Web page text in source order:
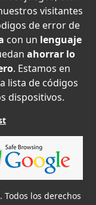
visitantes
de error de
con un lenguaje
ahorrar lo
. Estamos en
lista de códigos
dispositivos.
los derechos